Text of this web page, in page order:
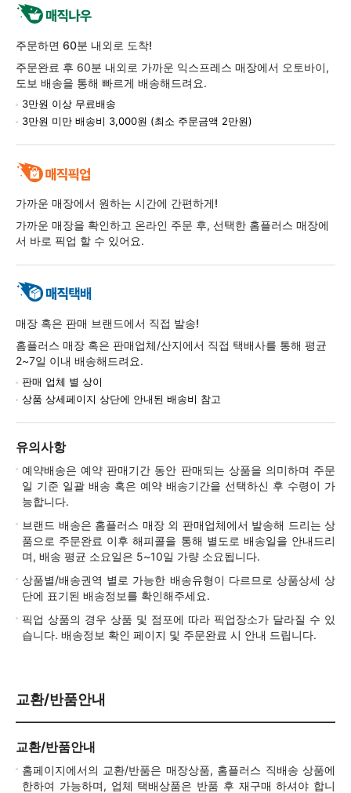
주문하면 60분 내외로 도착!
주문완료 후 60분 내외로 가까운 익스프레스 매장에서 오토바이,
도보 배송을 통해 빠르게 배송해드려요.
3만원 이상 무료배송
3만원 미만 배송비 3,000원 (최소 주문금액 2만원)
가까운 매장에서 원하는 시간에 간편하게!
가까운 매장을 확인하고 온라인 주문 후, 선택한 홈플러스 매장에
서 바로 픽업 할 수 있어요.
매장 혹은 판매 브랜드에서 직접 발송!
홈플러스 매장 혹은 판매업체/산지에서 직접 택배사를 통해 평균
2~7일 이내 배송해드려요.
판매 업체 별 상이
상품 상세페이지 상단에 안내된 배송비 참고
유의사항
예약배송은 예약 판매기간 동안 판매되는 상품을 의미하며 주문
일 기준 일괄 배송 혹은 예약 배송기간을 선택하신 후 수령이 가
능합니다.
브랜드 배송은 홈플러스 매장 외 판매업체에서 발송해 드리는 상
품으로 주문완료 이후 해피콜을 통해 별도로 배송일을 안내드리
며, 배송 평균 소요일은 5~10일 가량 소요됩니다.
상품별/배송권역 별로 가능한 배송유형이 다르므로 상품상세 상
단에 표기된 배송정보를 확인해주세요.
픽업 상품의 경우 상품 및 점포에 따라 픽업장소가 달라질 수 있
습니다. 배송정보 확인 페이지 및 주문완료 시 안내 드립니다.
교환/반품안내
교환/반품안내
홈페이지에서의 교환/반품은 매장상품, 홈플러스 직배송 상품에
한하여 가능하며, 업체 택배상품은 반품 후 재구매 하셔야 합니